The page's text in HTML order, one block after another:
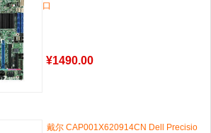
口
¥1490.00
戴尔 CAP001X620914CN Dell Precisio